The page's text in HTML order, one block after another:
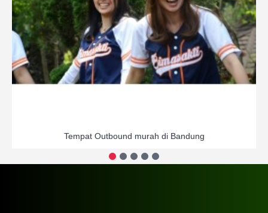
Tempat Outbound murah di Bandung